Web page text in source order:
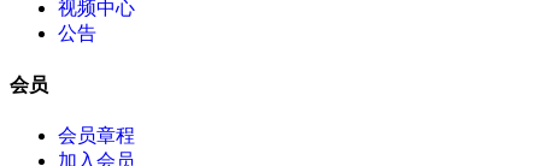
视频中心
公告
会员
会员章程
加入会员